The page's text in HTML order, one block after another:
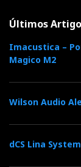
Últimos
Imacustica –
Magico M2
Wilson Audio
dCS Lina